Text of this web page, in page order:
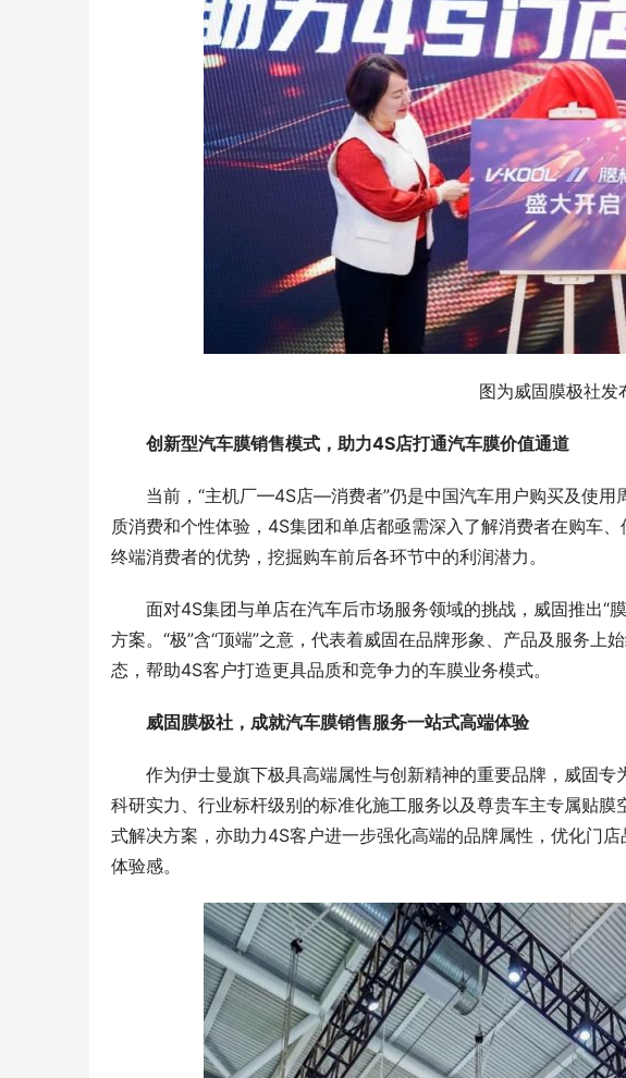
图为威固膜极社发
创新型汽车膜销售模式，助力4S店打通汽车膜价值通道
当前，“主机厂—4S店—消费者”仍是中国汽车用户购买及使用
质消费和个性体验，4S集团和单店都亟需深入了解消费者在购车
终端消费者的优势，挖掘购车前后各环节中的利润潜力。
面对4S集团与单店在汽车后市场服务领域的挑战，威固推出“
方案。“极”含“顶端”之意，代表着威固在品牌形象、产品及服务上
态，帮助4S客户打造更具品质和竞争力的车膜业务模式。
威固膜极社，成就汽车膜销售服务一站式高端体验
作为伊士曼旗下极具高端属性与创新精神的重要品牌，威固
科研实力、行业标杆级别的标准化施工服务以及尊贵车主专属贴
式解决方案，亦助力4S客户进一步强化高端的品牌属性，优化门
体验感。